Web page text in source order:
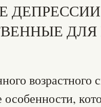
ДЛЯ
возрастного
особенности,